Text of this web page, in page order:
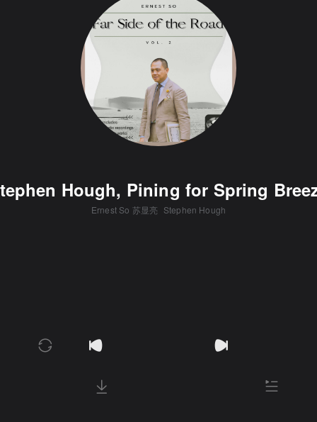
Hough, Pining for Spring
Ernest So 苏显亮 Stephen Hough